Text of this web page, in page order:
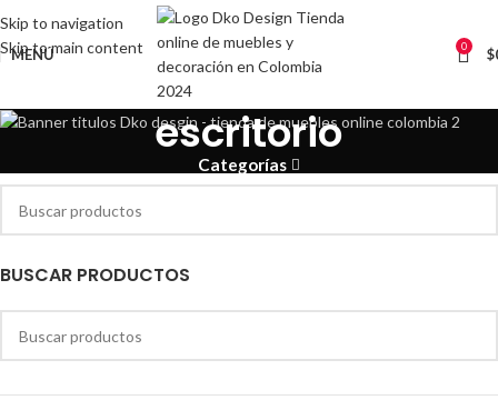
Skip to navigation
Skip to main content
MENÚ 0 $
escritorio
Categorías
BUSCAR PRODUCTOS